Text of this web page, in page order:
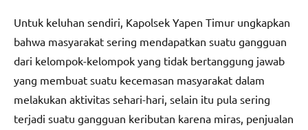
Untuk keluhan sendiri, Kapolsek Yapen Timur ungkapkan
bahwa masyarakat sering mendapatkan suatu gangguan
dari kelompok-kelompok yang tidak bertanggung jawab
yang membuat suatu kecemasan masyarakat dalam
melakukan aktivitas sehari-hari, selain itu pula sering
terjadi suatu gangguan keributan karena miras, penjualan